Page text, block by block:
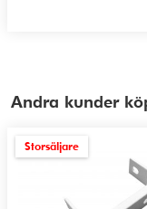
Andra kunder
Storsäljare